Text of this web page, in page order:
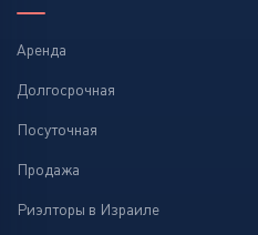
Аренда
Долгосрочная
Посуточная
Продажа
Риэлторы в Израиле